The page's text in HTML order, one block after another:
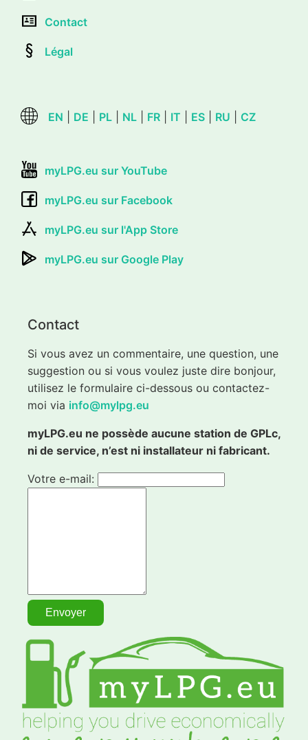
Contact
Légal
EN DE PL NL FR IT ES RU CZ
myLPG.eu sur YouTube
myLPG.eu sur Facebook
myLPG.eu sur l'App Store
myLPG.eu sur Google Play
Contact
Si vous avez un commentaire, une question, une
suggestion ou si vous voulez juste dire bonjour,
utilisez le formulaire ci-dessous ou contactez-
moi via info@mylpg.eu
myLPG.eu ne possède aucune station de GPLc,
ni de service, n’est ni installateur ni fabricant.
Votre e-mail: